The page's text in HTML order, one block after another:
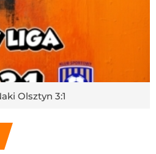
Olsztyn 3:1